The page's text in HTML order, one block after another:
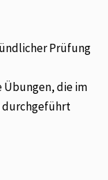
Prüfung
die im
durchgeführt